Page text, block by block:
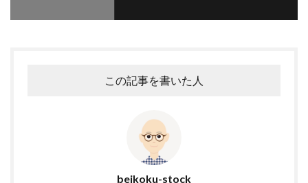
この記事を書いた人
beikoku-stock